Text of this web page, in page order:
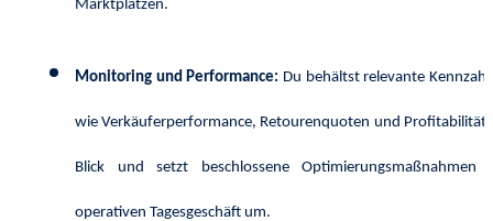
Marktplätzen.
Monitoring und Performance: Du behältst relevante
wie Verkäuferperformance, Retourenquoten und Profitabilität
Blick und setzt beschlossene Optimierungsmaßnahmen
operativen Tagesgeschäft um.